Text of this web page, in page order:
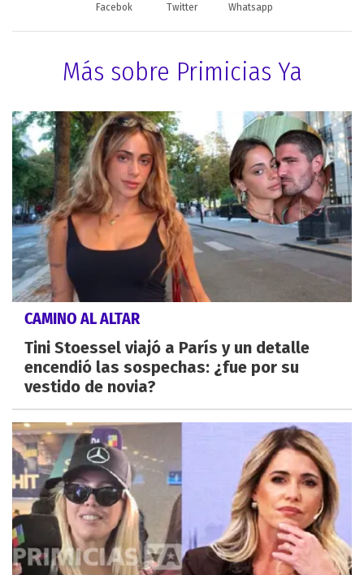
Facebok Twitter Whatsapp
Más sobre Primicias Ya
CAMINO AL ALTAR
Tini Stoessel viajó a París y un detalle
encendió las sospechas: ¿fue por su
vestido de novia?